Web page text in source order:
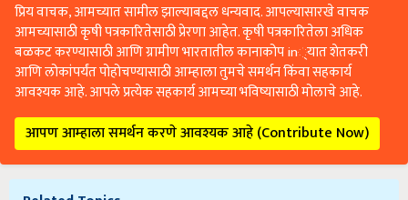
प्रिय वाचक, आमच्यात सामील झाल्याबद्दल धन्यवाद. आपल्यासारखे वाचक
आमच्यासाठी कृषी पत्रकारितेसाठी प्रेरणा आहेत. कृषी पत्रकारितेला अधिक
बळकट करण्यासाठी आणि ग्रामीण भारतातील कानाकोप in्यात शेतकरी
आणि लोकांपर्यंत पोहोचण्यासाठी आम्हाला तुमचे समर्थन किंवा सहकार्य
आवश्यक आहे. आपले प्रत्येक सहकार्य आमच्या भविष्यासाठी मोलाचे आहे.
आपण आम्हाला समर्थन करणे आवश्यक आहे (Contribute Now)